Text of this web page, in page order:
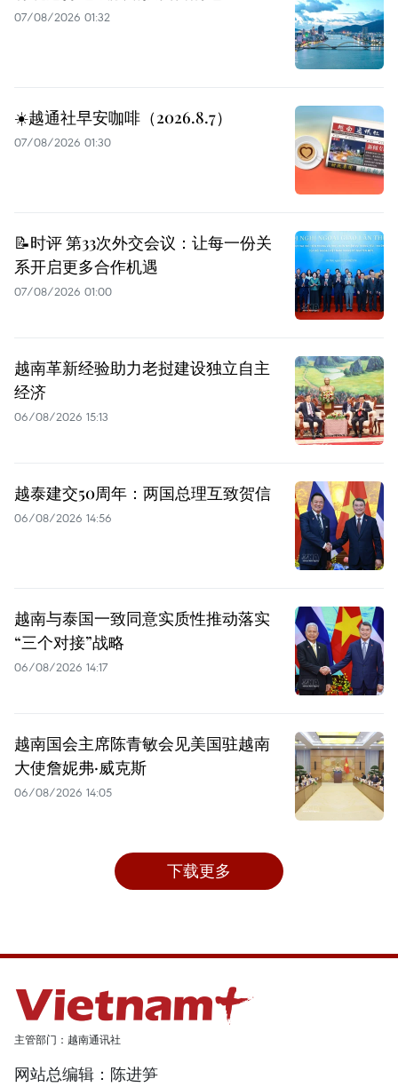
07/08/2026 01:32
☀️越通社早安咖啡（2026.8.7）
07/08/2026 01:30
📝时评 第33次外交会议：让每一份关
系开启更多合作机遇
07/08/2026 01:00
越南革新经验助力老挝建设独立自主
经济
06/08/2026 15:13
越泰建交50周年：两国总理互致贺信
06/08/2026 14:56
越南与泰国一致同意实质性推动落实
“三个对接”战略
06/08/2026 14:17
越南国会主席陈青敏会见美国驻越南
大使詹妮弗·威克斯
06/08/2026 14:05
下载更多
主管部门：越南通讯社
网站总编辑：陈进笋